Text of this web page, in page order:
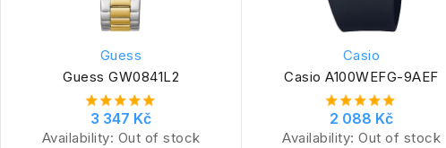
Guess
Guess GW0841L2
3 347 Kč
Availability: Out of stock
Casio
Casio A100WEFG-9AEF
2 088 Kč
Availability:Out of stock